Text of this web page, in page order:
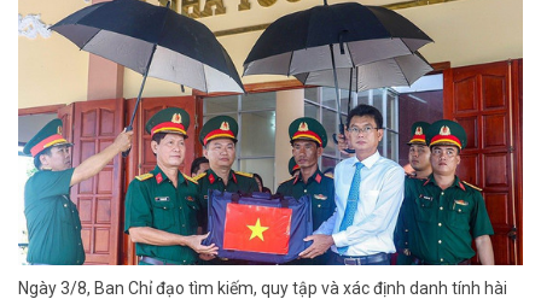
Ngày 3/8, Ban Chỉ đạo tìm kiếm, quy tập và xác định danh tính hài